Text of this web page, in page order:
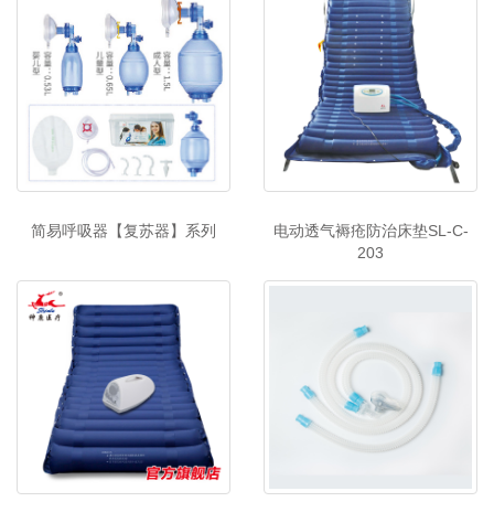
简易呼吸器【复苏器】系列
电动透气褥疮防治床垫SL-C-
203